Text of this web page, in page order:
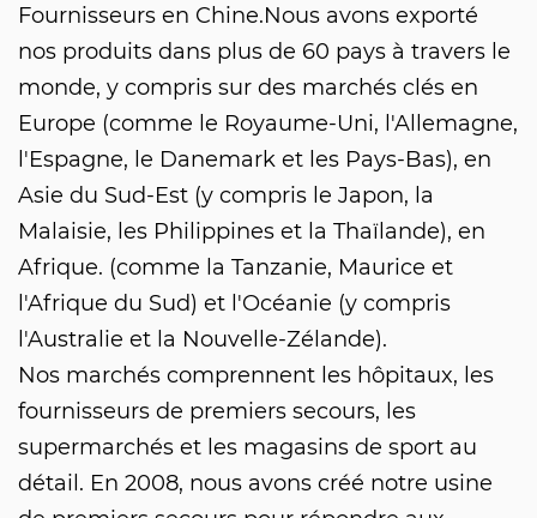
Fournisseurs en Chine.Nous avons exporté
nos produits dans plus de 60 pays à travers le
monde, y compris sur des marchés clés en
Europe (comme le Royaume-Uni, l'Allemagne,
l'Espagne, le Danemark et les Pays-Bas), en
Asie du Sud-Est (y compris le Japon, la
Malaisie, les Philippines et la Thaïlande), en
Afrique. (comme la Tanzanie, Maurice et
l'Afrique du Sud) et l'Océanie (y compris
l'Australie et la Nouvelle-Zélande).
Nos marchés comprennent les hôpitaux, les
fournisseurs de premiers secours, les
supermarchés et les magasins de sport au
détail. En 2008, nous avons créé notre usine